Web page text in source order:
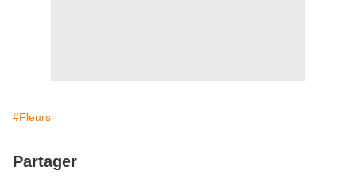
#Fleurs
Partager